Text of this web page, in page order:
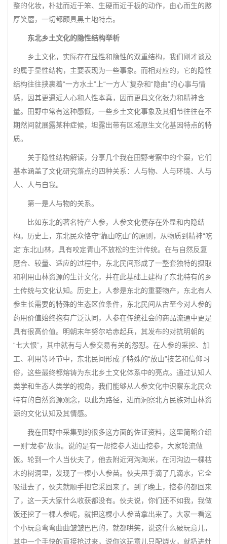
整的化妆，朴拙而近于笨、生硬而近于板的动作，由心而生的憨
厚笑靥，一切都颇具黑土地特点。
东北乡土文化的隐性结构举析
乡土文化，实际存在显性和隐性的双重结构，我们刚才谈及
的属于显性结构，主要表现为一些事象。而相对应的，它的隐性
结构往往挟裹着“一方水土”上“一方人”复杂和“隐曲”的心事与情
感，因其更逼近人心和人性本真，因而更具文化张力和精神含
量。田野中常有这种感慨，一些乡土文化事象及其细节往往在不
期然间就展露某种症候，坦露出带有区域原生文化基因特点的特
质。
关于隐性结构解读，分享几个我在田野考察中的个案，它们
基本涵盖了文化研究落点的四种关系：人与物、人与环境、人与
人、人与自我。
第一是人与物的关系。
比如东北的著名特产人参，人参文化便存在外显和内隐结
构。历史上，东北民众恪守“靠山吃山”的原则，从物质到精神“吃
定”东北山林，具有咬定青山不放松的生计传统。在与自然反复
磨合、较量、适应的过程中，东北民间形成了一整套独特的摄取
和利用山林资源的生计文化，并在此基础上建构了东北特有的乡
土传统与文化认知。历史上，人参是东北的重要物产，东北有人
参生长需要的特殊的生态区位条件，东北民间从古至今对人参的
药用价值始终抱有广泛认同，人参在传统社会的商品流通中更是
具有很高价值。明朝末年努尔哈赤起兵，其发布的对抗明朝的
“七大恨”，其中就有与人参交易有关的怨怼。在人参的采挖、加
工、利用等环节中，东北民间形成了特殊的“放山”技艺和信仰习
俗，这些最终都熔铸为东北乡土文化体系中的亮点。通过认知人
类学和生态人类学的视角，我们能够从人参文化中识察东北民众
特有的自然资源观念，以此为路径，进而洞察北方民族对山林资
源的文化认知及其情感。
我在田野中采集到的很多这方面的佐证资料，这里简略介绍
一则“龙参”故事。说的是有一帮挖参人进山挖参，大家轮流做
饭。轮到一个人当伙夫了，他去附近河沟淘米，在河沟边一棵枯
木的树洞里，发现了一棵小人参苗。伙夫甩手滴了几滴水，它全
吸进去了，伙夫就顺手把它采回来了。到了晚上，挖参的都回来
了，这一天大家什么收获都没有。伙夫说，你们还不如我，我做
饭还挖了一棵人参呢，就把这棵小人参苗拿出来了。大家一看这
个小玩意弯弯曲曲皱皱巴巴的，就都哄笑，说这什么破玩意儿，
其中一个手快的直接抢过来，说你这玩意儿只配烧火，就扔进灶